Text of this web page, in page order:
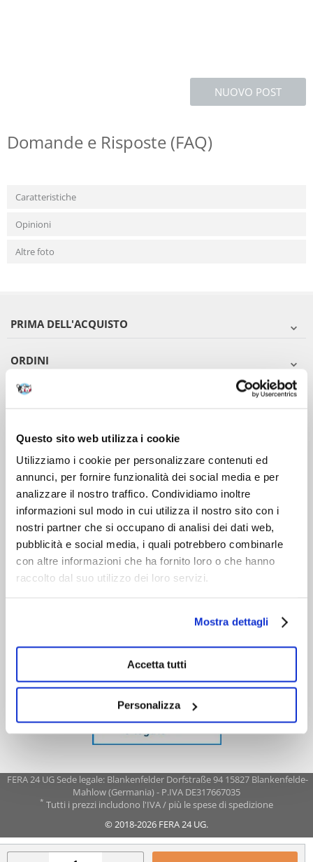
Questo sito web utilizza i cookie
Utilizziamo i cookie per personalizzare contenuti ed
annunci, per fornire funzionalità dei social media e per
analizzare il nostro traffico. Condividiamo inoltre
informazioni sul modo in cui utilizza il nostro sito con i
nostri partner che si occupano di analisi dei dati web,
pubblicità e social media, i quali potrebbero combinarle
con altre informazioni che ha fornito loro o che hanno
raccolto dal suo utilizzo dei loro servizi.
Mostra dettagli
Accetta tutti
Personalizza
NUOVO POST
Domande e Risposte (FAQ)
Caratteristiche
Opinioni
Altre foto
PRIMA DELL'ACQUISTO
ORDINI
DOPO L'ACQUISTO
VIENI A CONOSCERCI
FERA 24 UG Sede legale: Blankenfelder Dorfstraße 94 15827 Blankenfelde-
Mahlow (Germania) - P.IVA DE317667035
* Tutti i prezzi includono l'IVA / più le spese di spedizione
© 2018-2026 FERA 24 UG.
FERA INTERNATIONAL: